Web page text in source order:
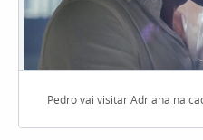
Pedro vai visitar Adriana na